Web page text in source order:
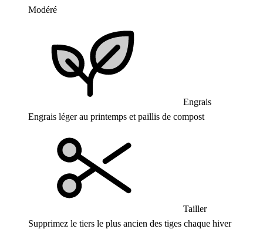
Modéré
Engrais
Engrais léger au printemps et paillis de compost
Tailler
Supprimez le tiers le plus ancien des tiges chaque hiver